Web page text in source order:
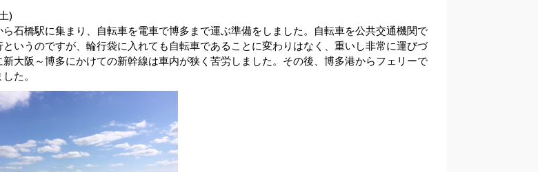
)
ら石橋駅に集まり、自転車を電車で博多まで運ぶ準備をしました。自転車を公共交通機関で
いうのですが、輪行袋に入れても自転車であることに変わりはなく、重いし非常に運びづ
大阪～博多にかけての新幹線は車内が狭く苦労しました。その後、博多港からフェリーで
た。